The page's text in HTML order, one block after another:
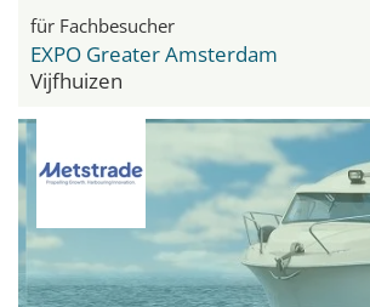
für Fachbesucher
EXPO Greater Amsterdam
Vijfhuizen